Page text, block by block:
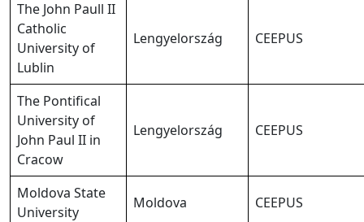
The John Paull II
Catholic
University of
Lublin
Lengyelország CEEPUS
The Pontifical
University of
John Paul II in
Cracow
Lengyelország CEEPUS
Moldova State
University
Moldova CEEPUS